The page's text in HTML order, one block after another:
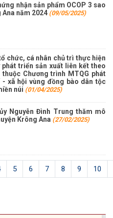
nhận sản phẩm OCOP 3 sao
Ana năm 2024 (09/05/2025)
chức, cá nhân chủ trì thực hiện
phát triển sản xuất liên kết theo
Chương trình MTQG phát
xã hội vùng đồng bào dân tộc
núi (01/04/2025)
Nguyễn Đình Trung thăm mô
Krông Ana (27/02/2025)
5 6 7 8 9 10
sách chính thức những
khóa XVI và đại biểu Hội
Trung tâm phục vụ hành
thức bán chỉ định